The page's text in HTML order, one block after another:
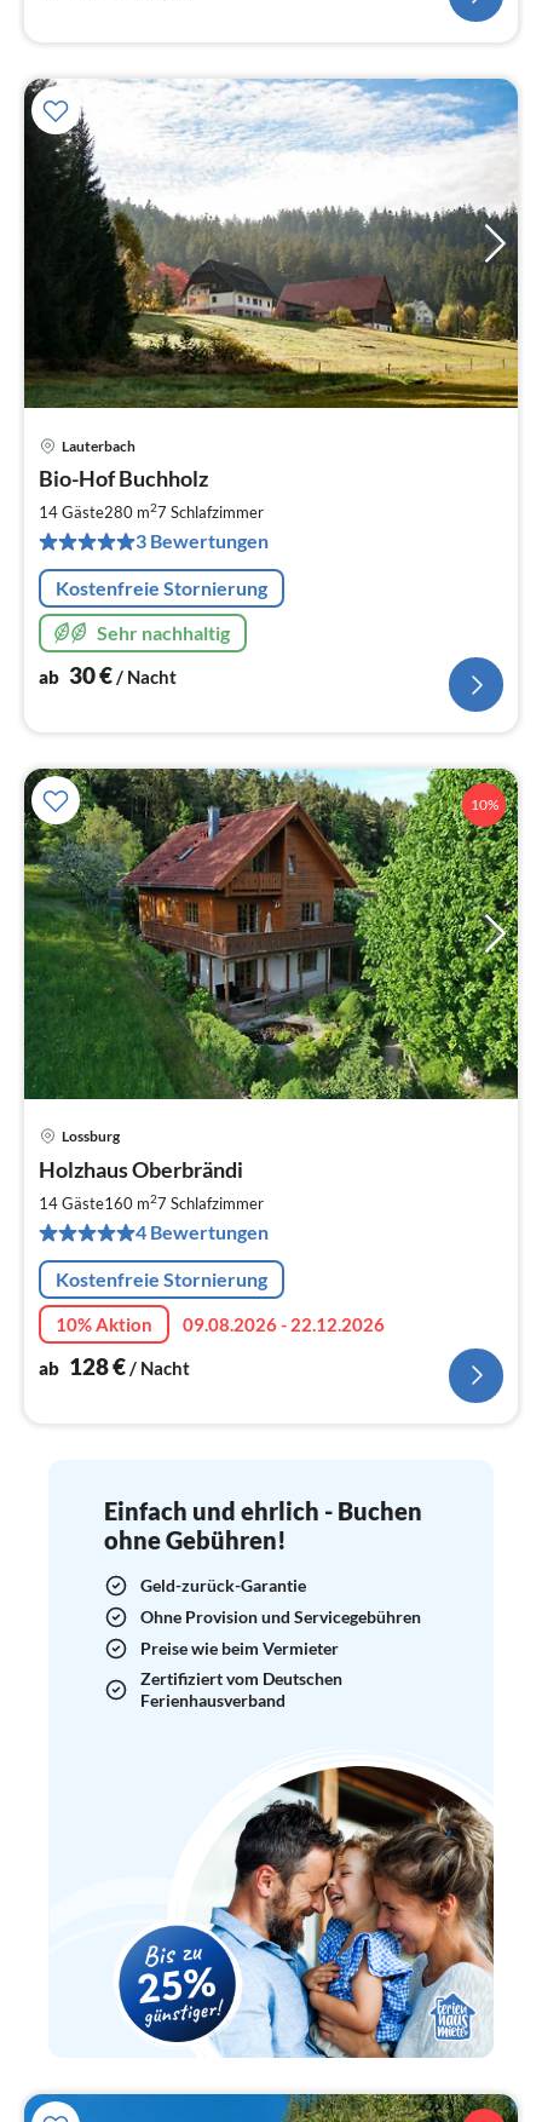
Lauterbach
Bio-Hof Buchholz
14 Gäste280 m27 Schlafzimmer
3 Bewertungen
Kostenfreie Stornierung
Sehr nachhaltig
ab 30€/ Nacht
10%
Lossburg
Holzhaus Oberbrändi
14 Gäste160 m27 Schlafzimmer
4 Bewertungen
Kostenfreie Stornierung
10% Aktion
09.08.2026 - 22.12.2026
ab 128€/ Nacht
Einfach und ehrlich - Buchen
ohne Gebühren!
Geld-zurück-Garantie
Ohne Provision und Servicegebühren
Preise wie beim Vermieter
Zertifiziert vom Deutschen
Ferienhausverband